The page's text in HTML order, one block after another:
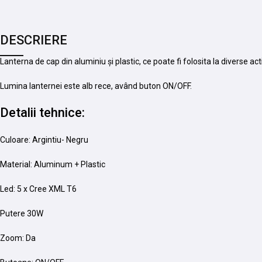
DESCRIERE
Lanterna de cap din aluminiu și plastic, ce poate fi folosita la diverse
Lumina lanternei este alb rece, având buton ON/OFF.
Detalii tehnice:
Culoare: Argintiu- Negru
Material: Aluminum + Plastic
Led: 5 x Cree XML T6
Putere 30W
Zoom: Da